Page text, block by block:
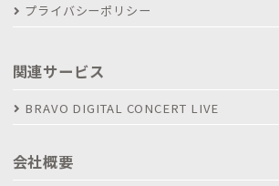
プライバシーポリシー
関連サービス
BRAVO DIGITAL CONCERT LIVE
会社概要